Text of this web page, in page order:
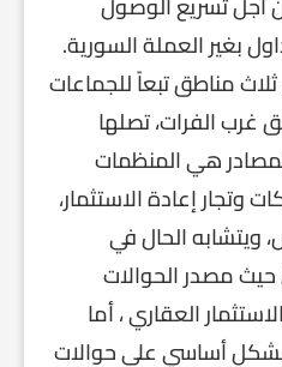
بغير العملة السورية.
مناطق تبعاً للجماعات
غرب الفرات، تصلها
هي المنظمات
وتجار إعادة الاستثمار،
ويتشابه الحال في
مصدر الحوالات
العقاري ، أما
أساسي على حوالات